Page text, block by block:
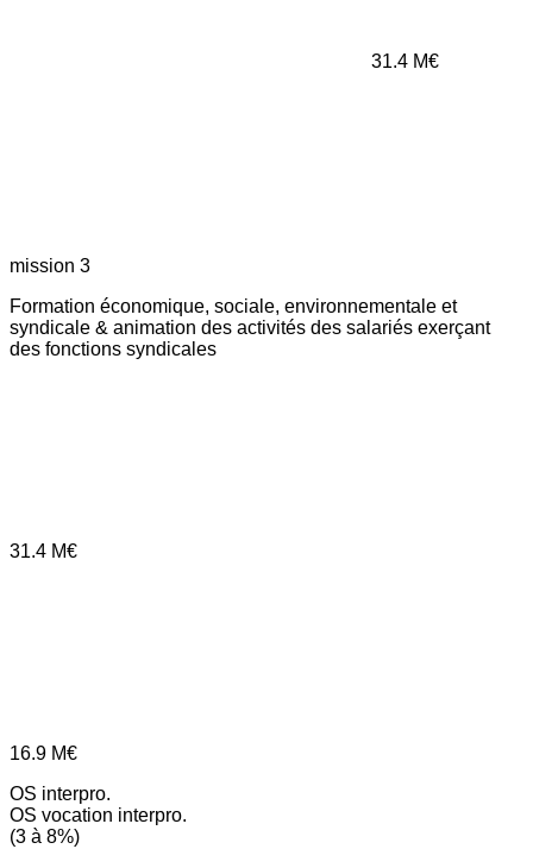
31.4 M€
mission 3
Formation économique, sociale, environnementale et
syndicale & animation des activités des salariés exerçant
des fonctions syndicales
31.4 M€
16.9 M€
OS interpro.
OS vocation interpro.
(3 à 8%)